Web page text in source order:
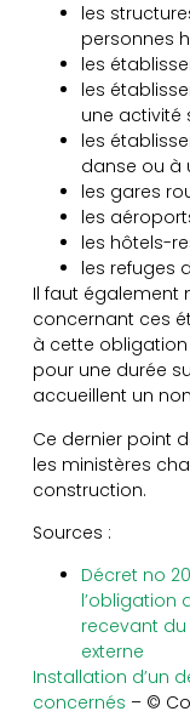
les
personnes
les
les
une activité
les
danse ou à
les gares
les
les hôtels-
les refuges
Il faut également
concernant ces
à cette obligation
pour une durée
accueillent un
Ce dernier point
les ministères
construction.
Sources :
Décret no
l’obligation
recevant
externe
Installation d’un
concernés – ©